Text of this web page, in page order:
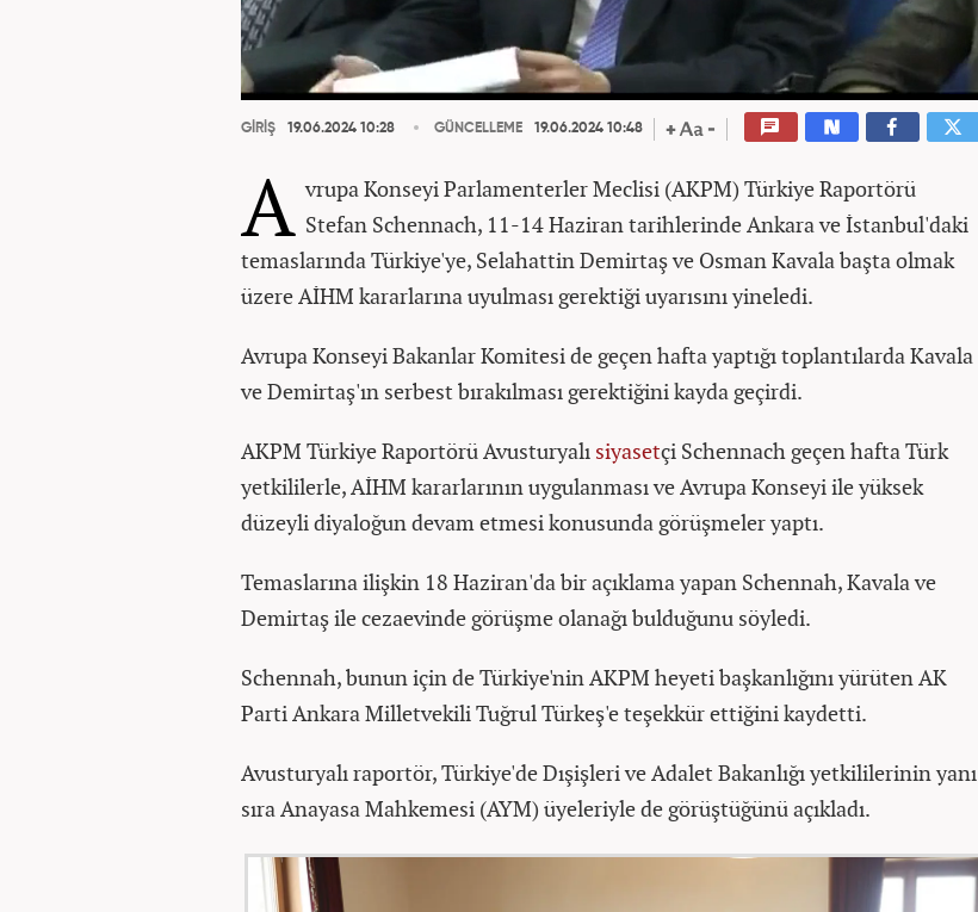
GİRİŞ 19.06.2024 10:28 GÜNCELLEME 19.06.2024 10:48
A vrupa Konseyi Parlamenterler Meclisi (AKPM) Türkiye Raportörü
Stefan Schennach, 11-14 Haziran tarihlerinde Ankara ve İstanbul'daki
temaslarında Türkiye'ye, Selahattin Demirtaş ve Osman Kavala başta olmak
üzere AİHM kararlarına uyulması gerektiği uyarısını yineledi.
Avrupa Konseyi Bakanlar Komitesi de geçen hafta yaptığı toplantılarda Kavala
ve Demirtaş'ın serbest bırakılması gerektiğini kayda geçirdi.
AKPM Türkiye Raportörü Avusturyalı siyasetçi Schennach geçen hafta Türk
yetkililerle, AİHM kararlarının uygulanması ve Avrupa Konseyi ile yüksek
düzeyli diyaloğun devam etmesi konusunda görüşmeler yaptı.
Temaslarına ilişkin 18 Haziran'da bir açıklama yapan Schennah, Kavala ve
Demirtaş ile cezaevinde görüşme olanağı bulduğunu söyledi.
Schennah, bunun için de Türkiye'nin AKPM heyeti başkanlığını yürüten AK
Parti Ankara Milletvekili Tuğrul Türkeş'e teşekkür ettiğini kaydetti.
Avusturyalı raportör, Türkiye'de Dışişleri ve Adalet Bakanlığı yetkililerinin yanı
sıra Anayasa Mahkemesi (AYM) üyeleriyle de görüştüğünü açıkladı.